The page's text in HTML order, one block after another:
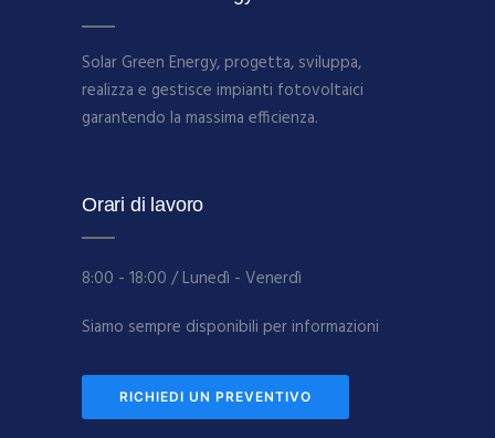
Solar Green Energy, progetta, sviluppa,
realizza e gestisce impianti fotovoltaici
garantendo la massima efficienza.
Orari di lavoro
8:00 - 18:00 / Lunedì - Venerdì
Siamo sempre disponibili per informazioni
RICHIEDI UN PREVENTIVO